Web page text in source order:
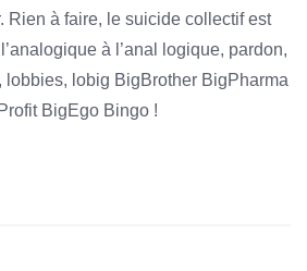
Rien à faire, le suicide collectif est
à l’anal logique, pardon,
lobbies, lobig BigBrother BigPharma
BigEgo Bingo !